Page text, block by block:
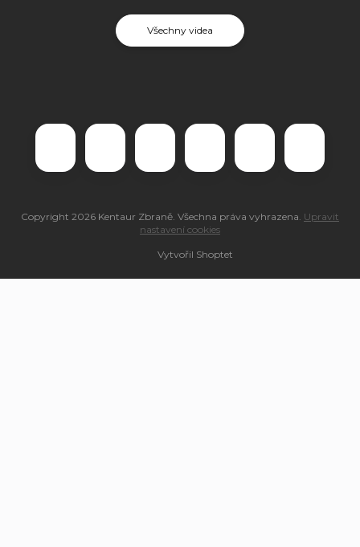
Všechny videa
Vytvořil Shoptet
Copyright 2026 Kentaur Zbraně. Všechna práva vyhrazena. Upravit
nastavení cookies